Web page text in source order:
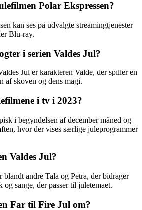
Polar Ekspressen?
kan ses på udvalgte streamingtjenester
Blu-ray.
i serien Valdes Jul?
Jul er karakteren Valde, der spiller en
af skoven og dens magi.
i tv i 2023?
i begyndelsen af december måned og
hvor der vises særlige juleprogrammer
Valdes Jul?
blandt andre Tala og Petra, der bidrager
og sange, der passer til juletemaet.
Far til Fire Jul om?